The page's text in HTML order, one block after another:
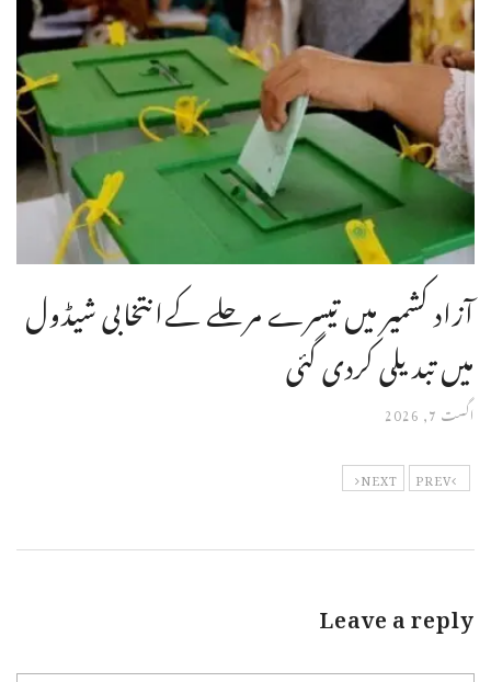
آزاد کشمیر میں تیسرے مرحلے کےانتخابی شیڈول
میں تبدیلی کردی گئی
اگست 7, 2026
PREV
NEXT
Leave a reply